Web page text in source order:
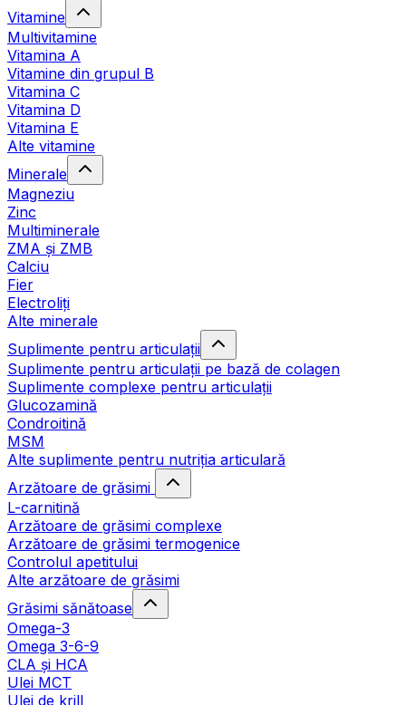
Vitamine
Multivitamine
Vitamina A
Vitamine din grupul B
Vitamina C
Vitamina D
Vitamina E
Alte vitamine
Minerale
Magneziu
Zinc
Multiminerale
ZMA și ZMB
Calciu
Fier
Electroliți
Alte minerale
Suplimente pentru articulații
Suplimente pentru articulații pe bază de colagen
Suplimente complexe pentru articulații
Glucozamină
Condroitină
MSM
Alte suplimente pentru nutriția articulară
Arzătoare de grăsimi
L-carnitină
Arzătoare de grăsimi complexe
Arzătoare de grăsimi termogenice
Controlul apetitului
Alte arzătoare de grăsimi
Grăsimi sănătoase
Omega-3
Omega 3-6-9
CLA şi HCA
Ulei MCT
Ulei de krill